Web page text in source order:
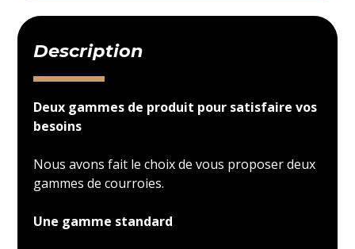
Description
Deux gammes de produit pour satisfaire vos
besoins
Nous avons fait le choix de vous proposer deux
gammes de courroies.
Une gamme standard